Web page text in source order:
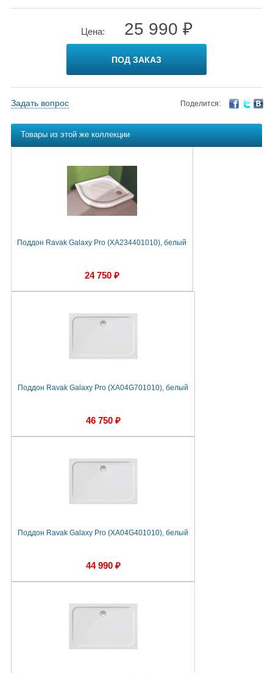
Цена: 25 990 ₽
ПОД ЗАКАЗ
Задать вопрос Поделится:
Товары из этой же коллекции
Поддон Ravak Galaxy Pro (XA234401010), белый
24 750 ₽
Поддон Ravak Galaxy Pro (XA04G701010), белый
46 750 ₽
Поддон Ravak Galaxy Pro (XA04G401010), белый
44 990 ₽